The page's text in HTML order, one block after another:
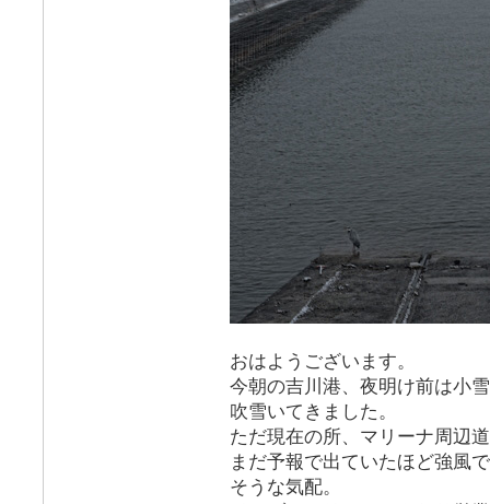
おはようございます。
今朝の吉川港、夜明け前は小
吹雪いてきました。
ただ現在の所、マリーナ周辺
まだ予報で出ていたほど強風
そうな気配。